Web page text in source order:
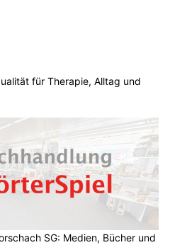
für Therapie, Alltag und
SG: Medien, Bücher und